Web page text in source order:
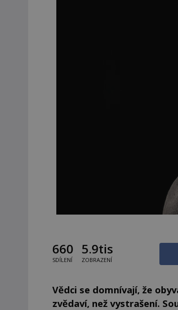
660
SDÍLENÍ
5.9tis
ZOBRAZENÍ
Vědci se domnívají, že
zvědaví, než vystrašení.